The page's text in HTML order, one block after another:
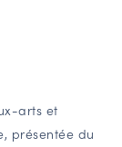
»
arts et
présentée du